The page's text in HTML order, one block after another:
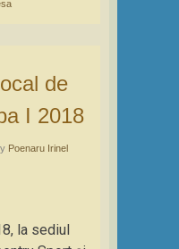
I 2018
Poenaru Irinel
la sediul